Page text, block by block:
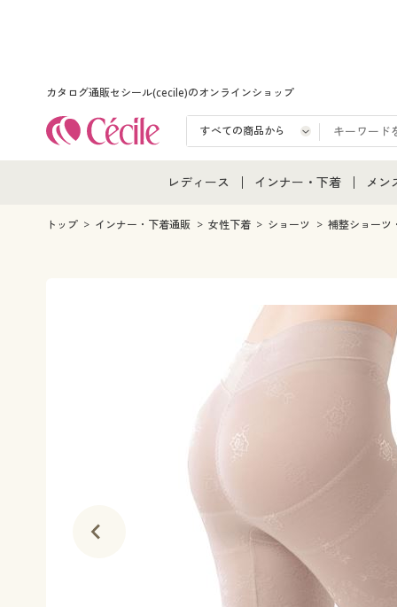
カタログ通販セシール(cecile)のオンラインショップ
レディース
レディース通販すべて
インナー・下着
インナー・下着通販すべ
メンズ下着
ジュニア・ティーンズ下
メン
メン
メン
トップ インナー・下着通販 女性下着 ショーツ 補整ショーツ